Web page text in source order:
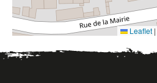
Leaflet |